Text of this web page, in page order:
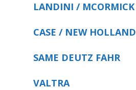
LANDINI / MCORMICK
CASE / NEW HOLLAND
SAME DEUTZ FAHR
VALTRA